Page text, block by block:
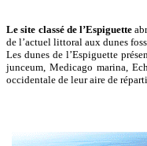
Le site classé de l’Espiguette
de l’actuel littoral aux dunes
Les dunes de l’Espiguette
junceum, Medicago marina,
occidentale de leur aire de